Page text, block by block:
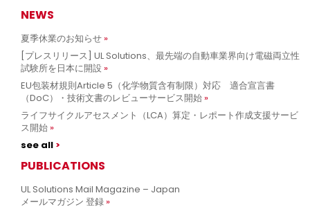
NEWS
夏季休業のお知らせ
[プレスリリース] UL Solutions、最先端の自動車業界向け電磁両立性
試験所を日本に開設
EU包装材規則Article 5（化学物質含有制限）対応 適合宣言書
（DoC）・技術文書のレビューサービス開始
ライフサイクルアセスメント（LCA）算定・レポート作成支援サービ
ス開始
see all
PUBLICATIONS
UL Solutions Mail Magazine – Japan
メールマガジン 登録